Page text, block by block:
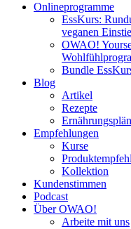
Onlineprogramme
EssKurs:
veganen
OWAO!
Bundle
Blog
Artikel
Rezepte
Empfehlungen
Kurse
Kollektion
Kundenstimmen
Podcast
Über OWAO!
Arbeite mit uns